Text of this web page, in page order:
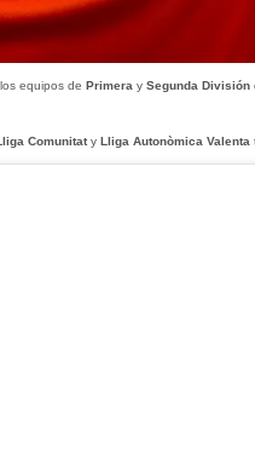
equipos de Primeray Segunda División
Comunitaty Lliga Autonòmica Valenta